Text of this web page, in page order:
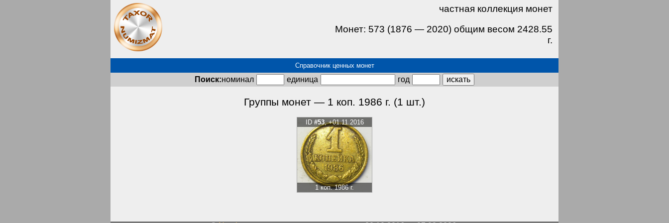
частная коллекция монет
Монет: 573 (1876 — 2020) общим весом 2428.55
г.
Справочник ценных монет
Поиск:номинал единица год искать
Группы монет — 1 коп. 1986 г. (1 шт.)
1 коп. 1986 г.
ID #53, +01.11.2016